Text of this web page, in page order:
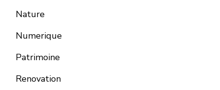
Nature
Numerique
Patrimoine
Renovation